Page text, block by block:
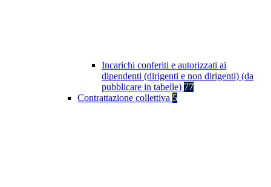
Incarichi conferiti e autorizzati ai
dipendenti (dirigenti e non dirigenti) (da
pubblicare in tabelle) 77
Contrattazione collettiva 5